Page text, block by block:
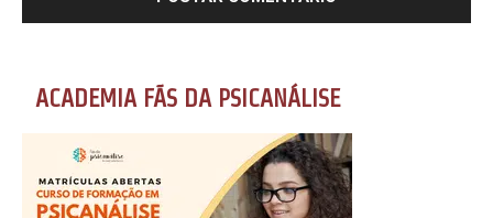
ACADEMIA FÃS DA PSICANÁLISE